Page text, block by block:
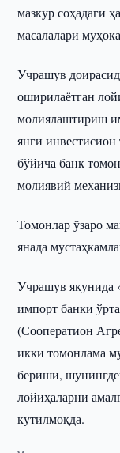
мазкур соҳадаги
масалалари
Учрашув
оширилаётган
молиялаштириш
янги
бўйича банк
молиявий
Томонлар ўзаро
янада
Учрашув якунида
импорт банки
(Сооператион
икки томонлама
бериши,
лойиҳаларни
кутилмоқда.